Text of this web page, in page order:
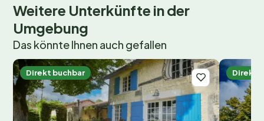
Weitere Unterkünfte in der
Umgebung
Das könnte Ihnen auch gefallen
Direkt buchbar Direkt